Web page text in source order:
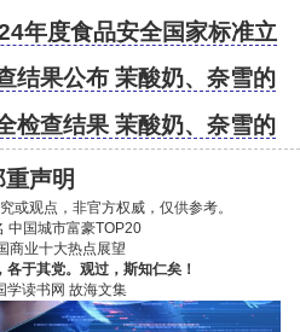
年度食品安全国家标准立
结果公布 茉酸奶、奈雪的
检查结果 茉酸奶、奈雪的
重声明
或观点，非官方权威，仅供参考。
中国城市富豪TOP20
商业十大热点展望
各于其党。观过，斯知仁矣！
学读书网 故海文集